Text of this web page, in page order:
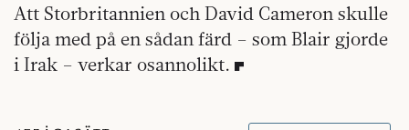
Att Storbritannien och David Cameron skulle
följa med på en sådan färd – som Blair gjorde
i Irak – verkar osannolikt.